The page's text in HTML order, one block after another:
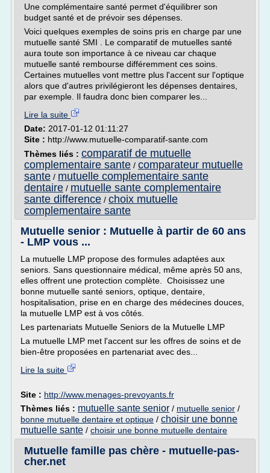
Une complémentaire santé permet d'équilibrer son
budget santé et de prévoir ses dépenses.
Voici quelques exemples de soins pris en charge par une
mutuelle santé SMI . Le comparatif de mutuelles santé
aura toute son importance à ce niveau car chaque
mutuelle santé rembourse différemment ces soins.
Certaines mutuelles vont mettre plus l'accent sur l'optique
alors que d'autres privilégieront les dépenses dentaires,
par exemple. Il faudra donc bien comparer les...
Lire la suite
Date: 2017-01-12 01:11:27
Site : http://www.mutuelle-comparatif-sante.com
Thèmes liés : comparatif de mutuelle
complementaire sante / comparateur mutuelle
sante / mutuelle complementaire sante
dentaire / mutuelle sante complementaire
sante difference / choix mutuelle
complementaire sante
Mutuelle senior : Mutuelle à partir de 60 ans
- LMP vous ...
La mutuelle LMP propose des formules adaptées aux
seniors. Sans questionnaire médical, même après 50 ans,
elles offrent une protection complète. Choisissez une
bonne mutuelle santé seniors, optique, dentaire,
hospitalisation, prise en en charge des médecines douces,
la mutuelle LMP est à vos côtés.
Les partenariats Mutuelle Seniors de la Mutuelle LMP
La mutuelle LMP met l'accent sur les offres de soins et de
bien-être proposées en partenariat avec des...
Lire la suite
Site : http://www.menages-prevoyants.fr
Thèmes liés : mutuelle sante senior / mutuelle senior /
bonne mutuelle dentaire et optique / choisir une bonne
mutuelle sante / choisir une bonne mutuelle dentaire
Mutuelle famille pas chère - mutuelle-pas-
cher.net